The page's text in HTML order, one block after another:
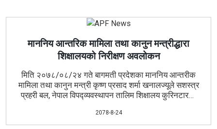
माननिय आन्तरिक मामिला तथा कानुन मन्त्रीद्धारा
शिक्षालयको निरीक्षण अवलोकन
मिति २०७८/०८/२४ गते बागमती प्रदेशका माननिय आन्तरीक
मामिला तथा कानुन मन्त्री कृष्ण प्रसाद शर्मा खनालज्यूले सशस्त्र
प्रहरी बल, नेपाल विपद्व्यवस्थापन तालिम शिक्षालय कुरिनटारको
प्रदर्शन गरिएको विपद् उद्दार अभ्यास कार्य
Drill) अन्तर्गतRope Rescueअभ्यासको निरीक्षण अवलोकन
2078-8-24